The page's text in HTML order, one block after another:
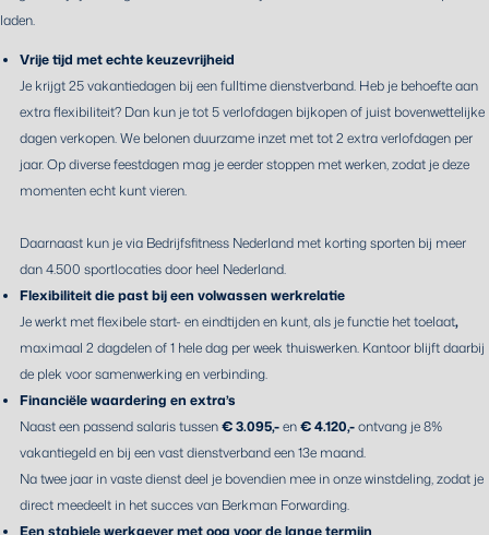
laden.
Vrije tijd met echte keuzevrijheid
Je krijgt 25 vakantiedagen bij een fulltime dienstverband. Heb je behoefte aan
extra flexibiliteit? Dan kun je tot 5 verlofdagen bijkopen of juist bovenwettelijke
dagen verkopen. We belonen duurzame inzet met tot 2 extra verlofdagen per
jaar. Op diverse feestdagen mag je eerder stoppen met werken, zodat je deze
momenten echt kunt vieren.
Daarnaast kun je via Bedrijfsfitness Nederland met korting sporten bij meer
dan 4.500 sportlocaties door heel Nederland.
Flexibiliteit die past bij een volwassen werkrelatie
Je werkt met flexibele start- en eindtijden en kunt, als je functie het toelaat,
maximaal 2 dagdelen of 1 hele dag per week thuiswerken. Kantoor blijft daarbij
de plek voor samenwerking en verbinding.
Financiële waardering en extra’s
Naast een passend salaris tussen€ 3.095,-en€ 4.120,-ontvang je 8%
vakantiegeld en bij een vast dienstverband een 13e maand.
Na twee jaar in vaste dienst deel je bovendien mee in onze winstdeling, zodat je
direct meedeelt in het succes van Berkman Forwarding.